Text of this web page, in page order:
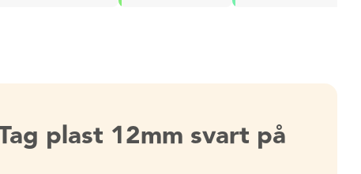
plast 12mm svart på